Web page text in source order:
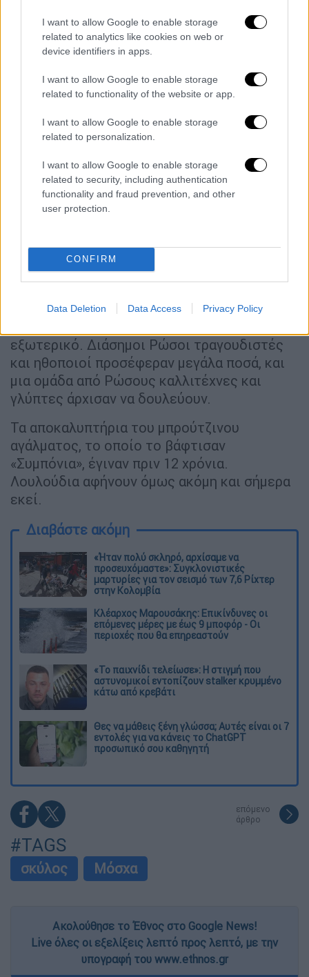
I want to allow Google to enable storage
related to analytics like cookies on web or
device identifiers in apps.
I want to allow Google to enable storage
related to functionality of the website or app.
I want to allow Google to enable storage
related to personalization.
I want to allow Google to enable storage
related to security, including authentication
functionality and fraud prevention, and other
user protection.
CONFIRM
Data Deletion Data Access Privacy Policy
Περαιτέρω έρευνα έδειξε ότι η Ρομάνοβα
είχε διαγνωστεί με σχιζοφρένεια σε ηλικία
έξι χρόνων και μάλιστα είχε βλάψει ή
οικογένειά της.
Τα ρεπορτάζ της Οζιόρναγια όλο και
περισσότερο έθλιβαν τους Μοσχοβίτες. Και
τους εξόργισαν. Μετά από καμπάνια ενός
χρόνου, η Ρομάνοβα δικάστηκε και
καταδικάστηκε με έναν χρόνο ψυχιατρική
αγωγή. Το τι απέγινε μετά παραμένει
Εκπονήθηκαν σχέδια να ανεγείρουν ένα
μνημείο για τον άτυχο Μάλτσικ, σαν σύμβολο
αδέσποτων τη Μόσχας. Δωρεές άρχισαν να
εξωτερικό. Διάσημοι Ρώσοι τραγουδιστές
και ηθοποιοί προσέφεραν μεγάλα ποσά, και
μια ομάδα από Ρώσους καλλιτέχνες και
γλύπτες άρχισαν να δουλεύουν.
Τα αποκαλυπτήρια του μπρούτζινου
αγάλματος, το οποίο το βάφτισαν
«Συμπόνια», έγιναν πριν 12 χρόνια.
Λουλούδια αφήνουν όμως ακόμη και σήμερα
εκεί.
Διαβάστε ακόμη
«Ήταν πολύ σκληρό, αρχίσαμε να
προσευχόμαστε»: Συγκλονιστικές
μαρτυρίες για τον σεισμό των 7,6 Ρίχτερ
στην Κολομβία
Κλέαρχος Μαρουσάκης: Επικίνδυνες οι
επόμενες μέρες με έως 9 μποφόρ - Οι
περιοχές που θα επηρεαστούν
«Το παιχνίδι τελείωσε»: Η στιγμή που
αστυνομικοί εντοπίζουν stalker κρυμμένο
κάτω από κρεβάτι
Θες να μάθεις ξένη γλώσσα; Αυτές είναι οι 7
εντολές για να κάνεις το ChatGPT
προσωπικό σου καθηγητή
επόμενο
άρθρο
#TAGS
σκύλος Μόσχα
Ακολούθησε το Έθνος στο Google News!
Live όλες οι εξελίξεις λεπτό προς λεπτό, με την
υπογραφή του www.ethnos.gr